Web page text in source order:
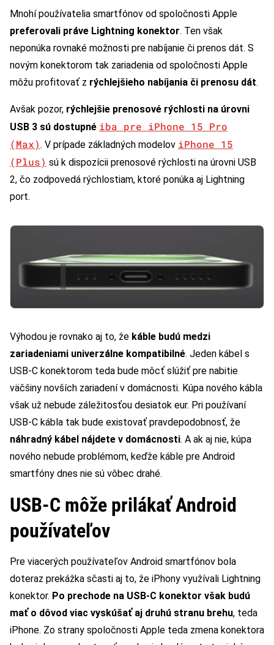
Mnohí používatelia smartfónov od spoločnosti Apple
preferovali práve Lightning konektor. Ten však
neponúka rovnaké možnosti pre nabíjanie či prenos dát. S
novým konektorom tak zariadenia od spoločnosti Apple
môžu profitovať z rýchlejšieho nabíjania či prenosu dát.
Avšak pozor, rýchlejšie prenosové rýchlosti na úrovni
USB 3 sú dostupné iba pre iPhone 15 Pro
(Max). V prípade základných modelov iPhone 15
(Plus) sú k dispozícii prenosové rýchlosti na úrovni USB
2, čo zodpovedá rýchlostiam, ktoré ponúka aj Lightning
port.
Výhodou je rovnako aj to, že káble budú medzi
zariadeniami univerzálne kompatibilné. Jeden kábel s
USB-C konektorom teda bude môcť slúžiť pre nabitie
väčšiny novších zariadení v domácnosti. Kúpa nového kábla
však už nebude záležitosťou desiatok eur. Pri používaní
USB-C kábla tak bude existovať pravdepodobnosť, že
náhradný kábel nájdete v domácnosti. A ak aj nie, kúpa
nového nebude problémom, keďže káble pre Android
smartfóny dnes nie sú vôbec drahé.
USB-C môže prilákať Android
používateľov
Pre viacerých používateľov Android smartfónov bola
doteraz prekážka sčasti aj to, že iPhony využívali Lightning
konektor. Po prechode na USB-C konektor však budú
mať o dôvod viac vyskúšať aj druhú stranu brehu, teda
iPhone. Zo strany spoločnosti Apple teda zmena konektora